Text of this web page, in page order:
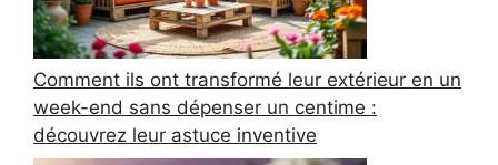
Comment ils ont transformé leur extérieur en un
week-end sans dépenser un centime :
découvrez leur astuce inventive